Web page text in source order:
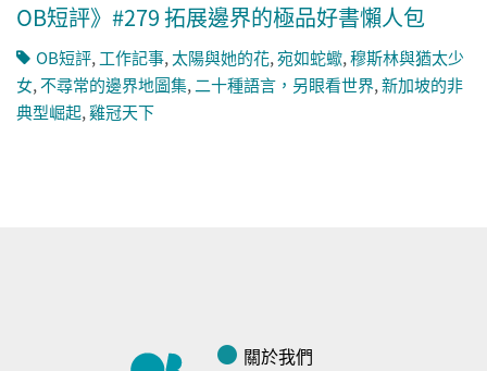
OB短評》#279 拓展邊界的極品好書懶人包
OB短評,工作記事,太陽與她的花,宛如蛇蠍,穆斯林與猶太少
女,不尋常的邊界地圖集,二十種語言，另眼看世界,新加坡的非
典型崛起,雞冠天下
關於我們